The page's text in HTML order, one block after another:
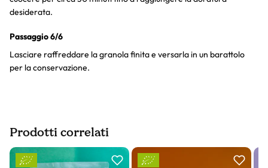
desiderata.
Passaggio 6/6
Lasciare raffreddare la granola finita e versarla in un barattolo
per la conservazione.
Prodotti correlati
Slider prodotto